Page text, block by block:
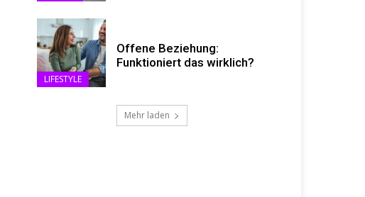
LIFESTYLE
Offene Beziehung:
Funktioniert das wirklich?
Mehr laden